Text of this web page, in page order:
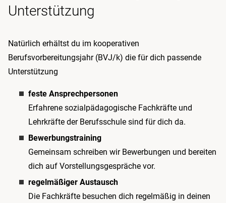
Unterstützung
Natürlich erhältst du im kooperativen
Berufsvorbereitungsjahr (BVJ/k) die für dich passende
Unterstützung
feste Ansprechpersonen
Erfahrene sozialpädagogische Fachkräfte und
Lehrkräfte der Berufsschule sind für dich da.
Bewerbungstraining
Gemeinsam schreiben wir Bewerbungen und bereiten
dich auf Vorstellungsgespräche vor.
regelmäßiger Austausch
Die Fachkräfte besuchen dich regelmäßig in deinen